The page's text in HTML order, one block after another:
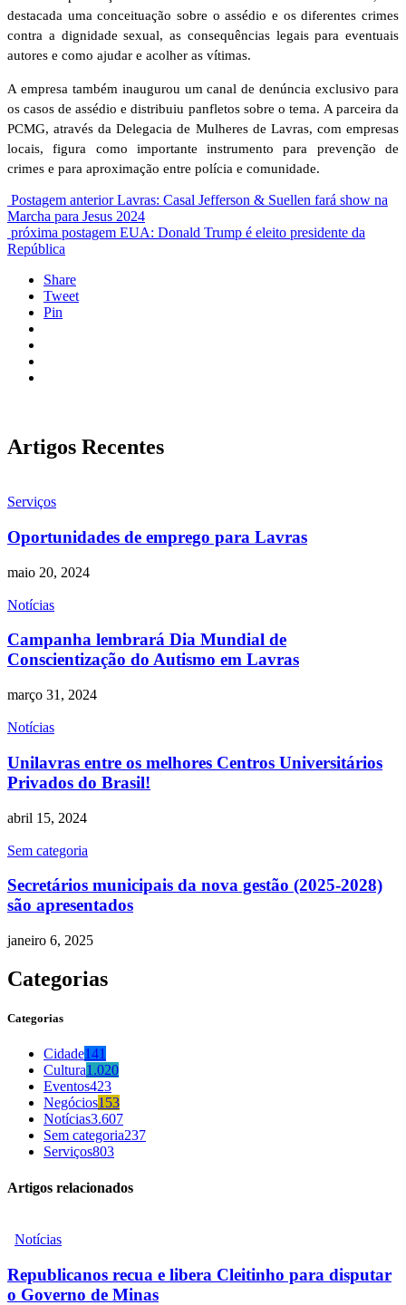
destacada uma conceituação sobre o assédio e os diferentes crimes
contra a dignidade sexual, as consequências legais para eventuais
autores e como ajudar e acolher as vítimas.
A empresa também inaugurou um canal de denúncia exclusivo para
os casos de assédio e distribuiu panfletos sobre o tema. A parceira da
PCMG, através da Delegacia de Mulheres de Lavras, com empresas
locais, figura como importante instrumento para prevenção de
crimes e para aproximação entre polícia e comunidade.
Postagem anterior Lavras: Casal Jefferson & Suellen fará show na
Marcha para Jesus 2024
próxima postagem EUA: Donald Trump é eleito presidente da
República
Share
Tweet
Pin
Artigos Recentes
Serviços
Oportunidades de emprego para Lavras
maio 20, 2024
Notícias
Campanha lembrará Dia Mundial de
Conscientização do Autismo em Lavras
março 31, 2024
Notícias
Unilavras entre os melhores Centros Universitários
Privados do Brasil!
abril 15, 2024
Sem categoria
Secretários municipais da nova gestão (2025-2028)
são apresentados
janeiro 6, 2025
Categorias
Categorias
Cidade141
Cultura1.020
Eventos423
Negócios153
Notícias3.607
Sem categoria237
Serviços803
Artigos relacionados
Notícias
Republicanos recua e libera Cleitinho para disputar
o Governo de Minas